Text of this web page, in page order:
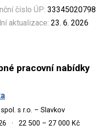
číslo ÚP: 33345020798
aktualizace: 23. 6. 2026
pracovní nabídky
spol. s r.o. – Slavkov
· 22 500 – 27 000 Kč